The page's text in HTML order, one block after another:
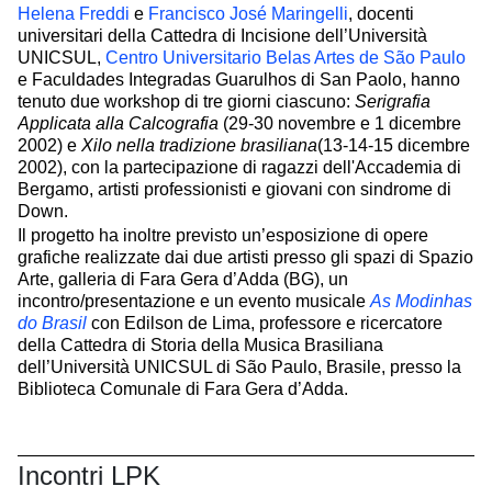
Helena Freddi e Francisco José Maringelli, docenti
universitari della Cattedra di Incisione dell’Università
UNICSUL, Centro Universitario Belas Artes de São Paulo
e Faculdades Integradas Guarulhos di San Paolo, hanno
tenuto due workshop di tre giorni ciascuno: Serigrafia
Applicata alla Calcografia (29-30 novembre e 1 dicembre
2002) e Xilo nella tradizione brasiliana(13-14-15 dicembre
2002), con la partecipazione di ragazzi dell'Accademia di
Bergamo, artisti professionisti e giovani con sindrome di
Down.
Il progetto ha inoltre previsto un’esposizione di opere
grafiche realizzate dai due artisti presso gli spazi di Spazio
Arte, galleria di Fara Gera d’Adda (BG), un
incontro/presentazione e un evento musicale As Modinhas
do Brasil con Edilson de Lima, professore e ricercatore
della Cattedra di Storia della Musica Brasiliana
dell’Università UNICSUL di São Paulo, Brasile, presso la
Biblioteca Comunale di Fara Gera d’Adda.
Incontri LPK